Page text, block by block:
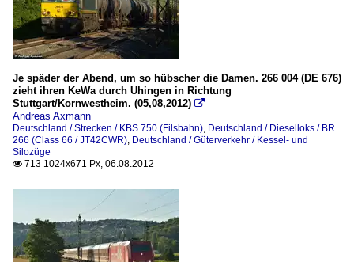
Je späder der Abend, um so hübscher die Damen. 266 004 (DE 676)
zieht ihren KeWa durch Uhingen in Richtung
Stuttgart/Kornwestheim. (05,08,2012) 
Andreas Axmann
Deutschland / Strecken / KBS 750 (Filsbahn), Deutschland / Dieselloks / BR
266 (Class 66 / JT42CWR), Deutschland / Güterverkehr / Kessel- und
Silozüge
 713 1024x671 Px, 06.08.2012